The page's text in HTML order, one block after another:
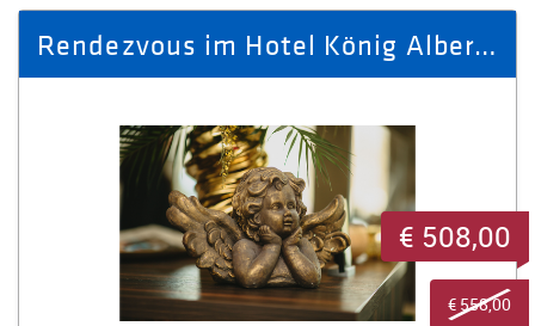
Rendezvous im Hotel König Albert, Superior - Zimmer für 2 Personen
€ 508,00
€ 558,00